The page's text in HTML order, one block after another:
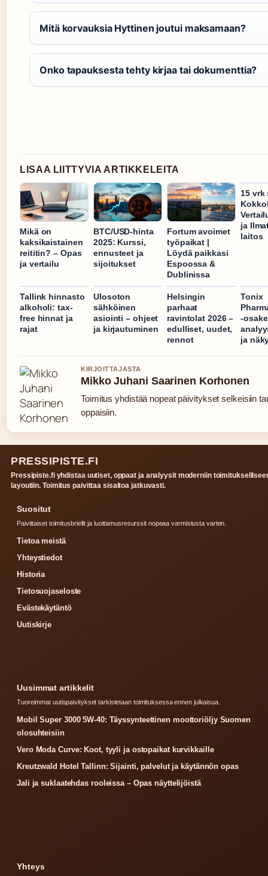
Mitä korvauksia Hyttinen joutui maksamaan?
Onko tapauksesta tehty kirjaa tai dokumenttia?
LISAA LIITTYVIA ARTIKKELEITA
Mikä on
kaksikaistainen
reititin? – Opas
ja vertailu
BTC/USD-hinta
2025: Kurssi,
ennusteet ja
sijoitukset
Fortum avoimet
työpaikat |
Löydä paikkasi
Espoossa &
Dublinissa
15 vrk
ja
laitos
Tallink hinnasto
alkoholi: tax-
free hinnat ja
rajat
Ulosoton
sähköinen
asiointi – ohjeet
ja kirjautuminen
Helsingin
parhaat
ravintolat 2026 –
edulliset, uudet,
rennot
Tonix
-
ja
KIRJOITTAJASTA
Mikko Juhani Saarinen Korhonen
Toimitus yhdistää nopeat päivitykset selkeisiin
oppaisiin.
PRESSIPISTE.FI
Pressipiste.fi yhdistaa uutiset, oppaat ja analyysit moderniin
layoutiin. Toimitus paivittaa sisaltoa jatkuvasti.
Suositut
Paivittaiset toimitusbriefit ja luottamusresurssit nopeaa varmistusta varten.
Tietoa meistä
Yhteystiedot
Historia
Tietosuojaseloste
Evästekäytäntö
Uutiskirje
Uusimmat artikkelit
Tuoreimmat uutispaivitykset tarkistetaan toimituksessa ennen julkaisua.
Mobil Super 3000 5W-40: Täyssynteettinen moottoriöljy Suomen
olosuhteisiin
Vero Moda Curve: Koot, tyyli ja ostopaikat kurvikkaille
Kreutzwald Hotel Tallinn: Sijainti, palvelut ja käytännön opas
Jali ja suklaatehdas rooleissa – Opas näyttelijöistä
Yhteys